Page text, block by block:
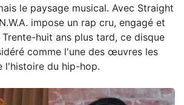
le paysage musical. Avec Straight
impose un rap cru, engagé et
Trente-huit ans plus tard, ce disque
comme l'une des œuvres les
l'histoire du hip-hop.